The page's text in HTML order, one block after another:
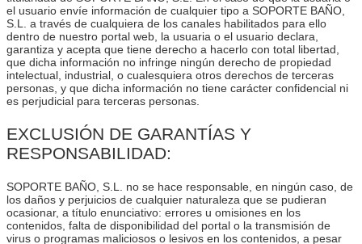
el usuario envíe información de cualquier tipo a SOPORTE BAÑO,
S.L. a través de cualquiera de los canales habilitados para ello
dentro de nuestro portal web, la usuaria o el usuario declara,
garantiza y acepta que tiene derecho a hacerlo con total libertad,
que dicha información no infringe ningún derecho de propiedad
intelectual, industrial, o cualesquiera otros derechos de terceras
personas, y que dicha información no tiene carácter confidencial ni
es perjudicial para terceras personas.
EXCLUSIÓN DE GARANTÍAS Y
RESPONSABILIDAD:
SOPORTE BAÑO, S.L. no se hace responsable, en ningún caso, de
los daños y perjuicios de cualquier naturaleza que se pudieran
ocasionar, a título enunciativo: errores u omisiones en los
contenidos, falta de disponibilidad del portal o la transmisión de
virus o programas maliciosos o lesivos en los contenidos, a pesar